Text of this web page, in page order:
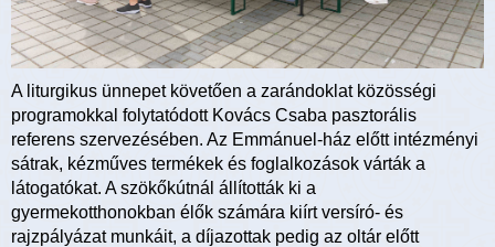
A liturgikus ünnepet követően a zarándoklat közösségi
programokkal folytatódott Kovács Csaba pasztorális
referens szervezésében. Az Emmánuel-ház előtt intézményi
sátrak, kézműves termékek és foglalkozások várták a
látogatókat. A szökőkútnál állították ki a
gyermekotthonokban élők számára kiírt versíró- és
rajzpályázat munkáit, a díjazottak pedig az oltár előtt